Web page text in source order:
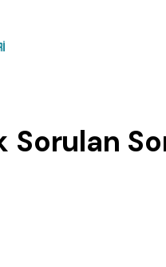
Sorulan